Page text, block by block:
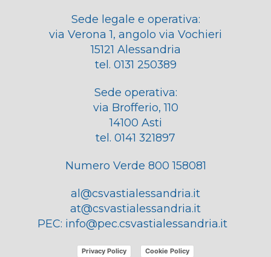
Sede legale e operativa:
via Verona 1, angolo via Vochieri
15121 Alessandria
tel. 0131 250389
Sede operativa:
via Brofferio, 110
14100 Asti
tel. 0141 321897
Numero Verde 800 158081
al@csvastialessandria.it
at@csvastialessandria.it
PEC: info@pec.csvastialessandria.it
Privacy Policy Cookie Policy